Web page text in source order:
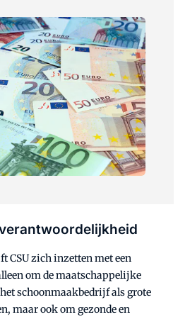
CSU zich inzetten met een
om de maatschappelijke
schoonmaakbedrijf als grote
maar ook om gezonde en